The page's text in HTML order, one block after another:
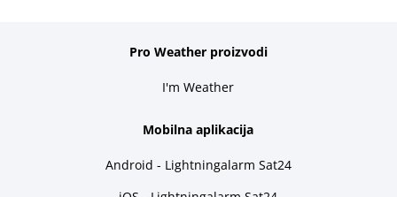
Pro Weather proizvodi
I'm Weather
Mobilna aplikacija
Android - Lightningalarm Sat24